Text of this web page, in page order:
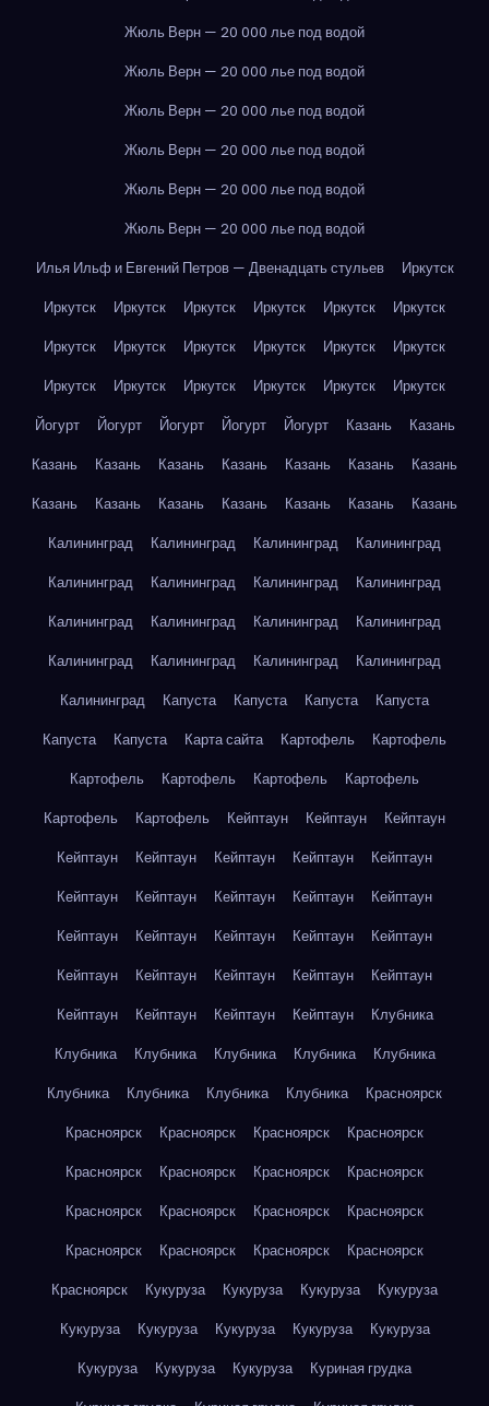
Жюль Верн — 20 000 лье под водой
Жюль Верн — 20 000 лье под водой
Жюль Верн — 20 000 лье под водой
Жюль Верн — 20 000 лье под водой
Жюль Верн — 20 000 лье под водой
Жюль Верн — 20 000 лье под водой
Илья Ильф и Евгений Петров — Двенадцать стульев
Иркутск
Иркутск
Иркутск Иркутск Иркутск Иркутск
Иркутск
Иркутск
Иркутск Иркутск Иркутск Иркутск
Иркутск
Иркутск
Иркутск Иркутск Иркутск Иркутск
Иркутск
Йогурт
Йогурт Йогурт Йогурт Йогурт Казань
Казань
Казань
Казань Казань Казань Казань Казань
Казань
Казань
Казань Казань Казань Казань Казань
Казань
Калининград
Калининград Калининград
Калининград
Калининград
Калининград Калининград
Калининград
Калининград
Калининград Калининград
Калининград
Калининград
Калининград Калининград
Калининград
Калининград
Капуста Капуста Капуста
Капуста
Капуста
Капуста Карта сайта Картофель
Картофель
Картофель
Картофель Картофель
Картофель
Картофель
Картофель Кейптаун Кейптаун
Кейптаун
Кейптаун
Кейптаун Кейптаун Кейптаун
Кейптаун
Кейптаун
Кейптаун Кейптаун Кейптаун
Кейптаун
Кейптаун
Кейптаун Кейптаун Кейптаун
Кейптаун
Кейптаун
Кейптаун Кейптаун Кейптаун
Кейптаун
Кейптаун
Кейптаун Кейптаун Кейптаун
Клубника
Клубника
Клубника Клубника Клубника
Клубника
Клубника
Клубника Клубника Клубника
Красноярск
Красноярск
Красноярск Красноярск
Красноярск
Красноярск
Красноярск Красноярск
Красноярск
Красноярск
Красноярск Красноярск
Красноярск
Красноярск
Красноярск Красноярск
Красноярск
Красноярск
Кукуруза Кукуруза Кукуруза
Кукуруза
Кукуруза
Кукуруза Кукуруза Кукуруза
Кукуруза
Кукуруза
Кукуруза Кукуруза
Куриная грудка